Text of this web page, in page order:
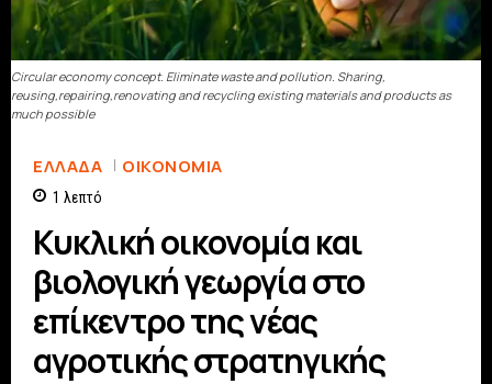
Circular economy concept. Eliminate waste and pollution. Sharing,
reusing,repairing,renovating and recycling existing materials and products as
much possible
ΕΛΛΆΔΑ ΟΙΚΟΝΟΜΊΑ
1 λεπτό
Κυκλική οικονομία και
βιολογική γεωργία στο
επίκεντρο της νέας
αγροτικής στρατηγικής